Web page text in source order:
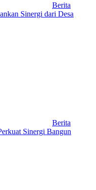
Berita
Sinergi dari Desa
Berita
Sinergi Bangun